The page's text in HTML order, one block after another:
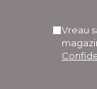
Vreau